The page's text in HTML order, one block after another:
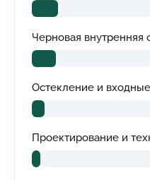
Черновая внутренняя
Остекление и
Проектирование и